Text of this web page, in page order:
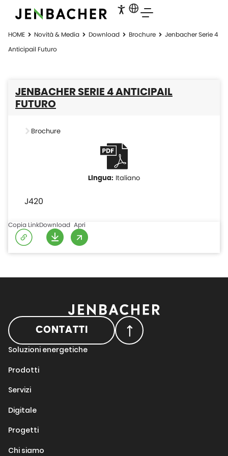
HOME Novità & Media Download Brochure
Jenbacher Serie 4
Anticipail Futuro
JENBACHER SERIE 4 ANTICIPAIL
FUTURO
Brochure
Italiano
J420
Copia LinkDownload Apri
CONTATTI
Soluzioni energetiche
Prodotti
Servizi
Digitale
Progetti
Chi siamo